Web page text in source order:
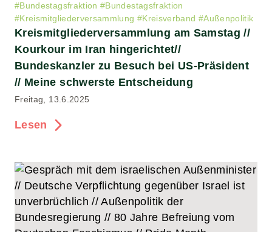
#Bundestagsfraktion #Bundestagsfraktion
#Kreismitgliederversammlung #Kreisverband #Außenpolitik
Kreismitgliederversammlung am Samstag //
Kourkour im Iran hingerichtet//
Bundeskanzler zu Besuch bei US-Präsident
// Meine schwerste Entscheidung
Freitag, 13.6.2025
Lesen